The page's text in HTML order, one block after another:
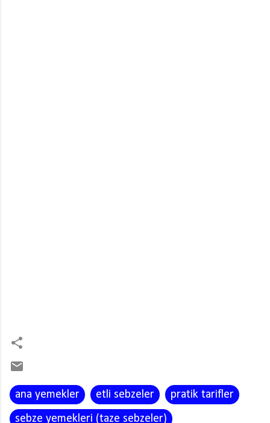
ana yemekler etli sebzeler
pratik tarifler
sebze yemekleri (taze sebzeler)